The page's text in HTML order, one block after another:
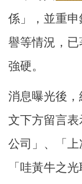
係」，並重
譽等情況，
強硬。
消息曝光後
文下方留言
公司」、「上
「哇黃牛之